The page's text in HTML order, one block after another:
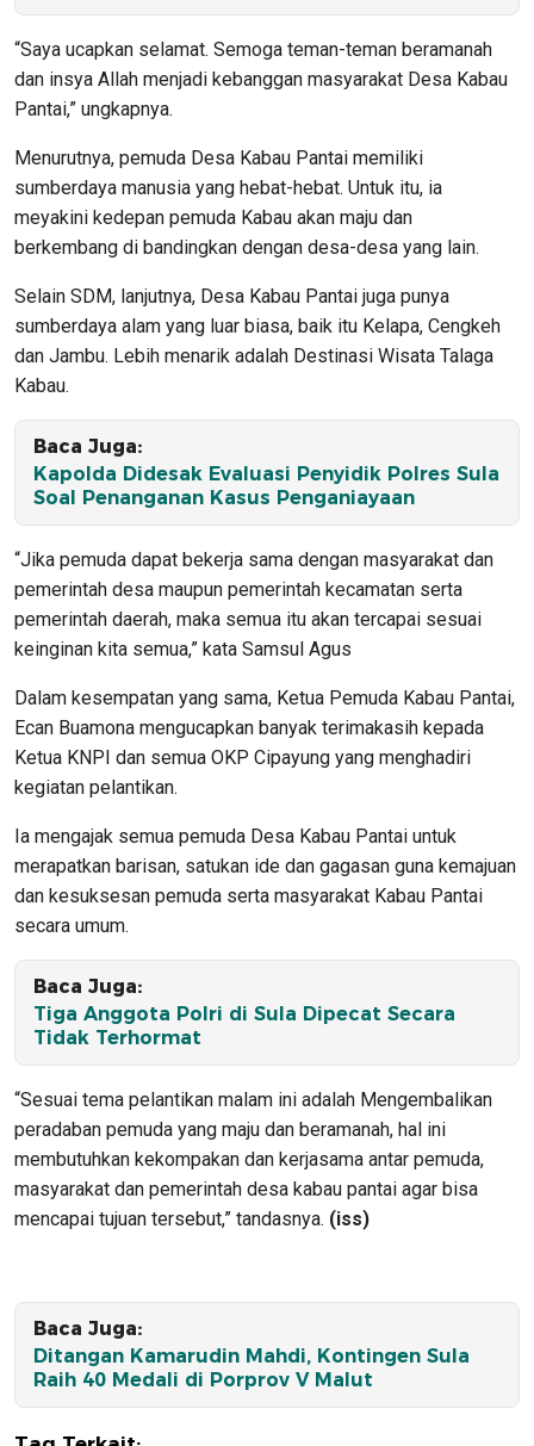
“Saya ucapkan selamat. Semoga teman-teman beramanah
dan insya Allah menjadi kebanggan masyarakat Desa Kabau
Pantai,” ungkapnya.
Menurutnya, pemuda Desa Kabau Pantai memiliki
sumberdaya manusia yang hebat-hebat. Untuk itu, ia
meyakini kedepan pemuda Kabau akan maju dan
berkembang di bandingkan dengan desa-desa yang lain.
Selain SDM, lanjutnya, Desa Kabau Pantai juga punya
sumberdaya alam yang luar biasa, baik itu Kelapa, Cengkeh
dan Jambu. Lebih menarik adalah Destinasi Wisata Talaga
Kabau.
Baca Juga:
Kapolda Didesak Evaluasi Penyidik Polres Sula
Soal Penanganan Kasus Penganiayaan
“Jika pemuda dapat bekerja sama dengan masyarakat dan
pemerintah desa maupun pemerintah kecamatan serta
pemerintah daerah, maka semua itu akan tercapai sesuai
keinginan kita semua,” kata Samsul Agus
Dalam kesempatan yang sama, Ketua Pemuda Kabau Pantai,
Ecan Buamona mengucapkan banyak terimakasih kepada
Ketua KNPI dan semua OKP Cipayung yang menghadiri
kegiatan pelantikan.
Ia mengajak semua pemuda Desa Kabau Pantai untuk
merapatkan barisan, satukan ide dan gagasan guna kemajuan
dan kesuksesan pemuda serta masyarakat Kabau Pantai
secara umum.
Baca Juga:
Tiga Anggota Polri di Sula Dipecat Secara
Tidak Terhormat
“Sesuai tema pelantikan malam ini adalah Mengembalikan
peradaban pemuda yang maju dan beramanah, hal ini
membutuhkan kekompakan dan kerjasama antar pemuda,
masyarakat dan pemerintah desa kabau pantai agar bisa
mencapai tujuan tersebut,” tandasnya. (iss)
Baca Juga:
Ditangan Kamarudin Mahdi, Kontingen Sula
Raih 40 Medali di Porprov V Malut